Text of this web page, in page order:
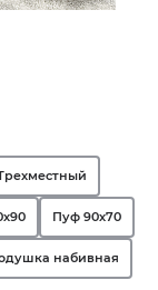
Пуф 90х70
набивная